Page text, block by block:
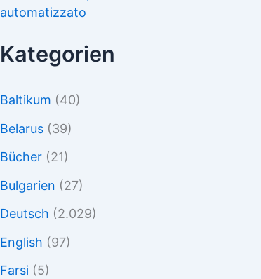
automatizzato
Kategorien
Baltikum (40)
Belarus (39)
Bücher (21)
Bulgarien (27)
Deutsch (2.029)
English (97)
Farsi (5)